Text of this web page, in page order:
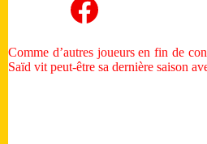
Comme d’autres joueurs en fin de
Saïd vit peut-être sa dernière saison